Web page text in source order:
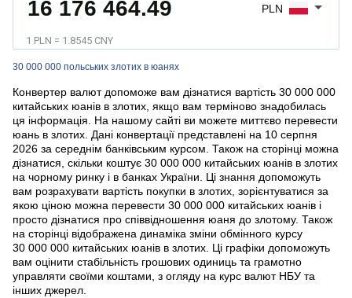
30 000 000 польських злотих в юанях
1 PLN = 1.8545 CNY
PLN
Конвертер валют допоможе вам дізнатися вартість 30 000 000
китайських юанів в злотих, якщо вам терміново знадобилась
ця інформація. На нашому сайті ви можете миттєво перевести
юань в злотих. Дані конвертації представлені на 10 серпня
2026 за середнім банківським курсом. Також на сторінці можна
дізнатися, скільки коштує 30 000 000 китайських юанів в злотих
на чорному ринку і в банках України. Ці знання допоможуть
вам розрахувати вартість покупки в злотих, зорієнтуватися за
якою ціною можна перевести 30 000 000 китайських юанів і
просто дізнатися про співвідношення юаня до злотому. Також
на сторінці відображена динаміка зміни обмінного курсу
30 000 000 китайських юанів в злотих. Ці графіки допоможуть
вам оцінити стабільність грошових одиниць та грамотно
управляти своїми коштами, з огляду на курс валют НБУ та
інших джерел.